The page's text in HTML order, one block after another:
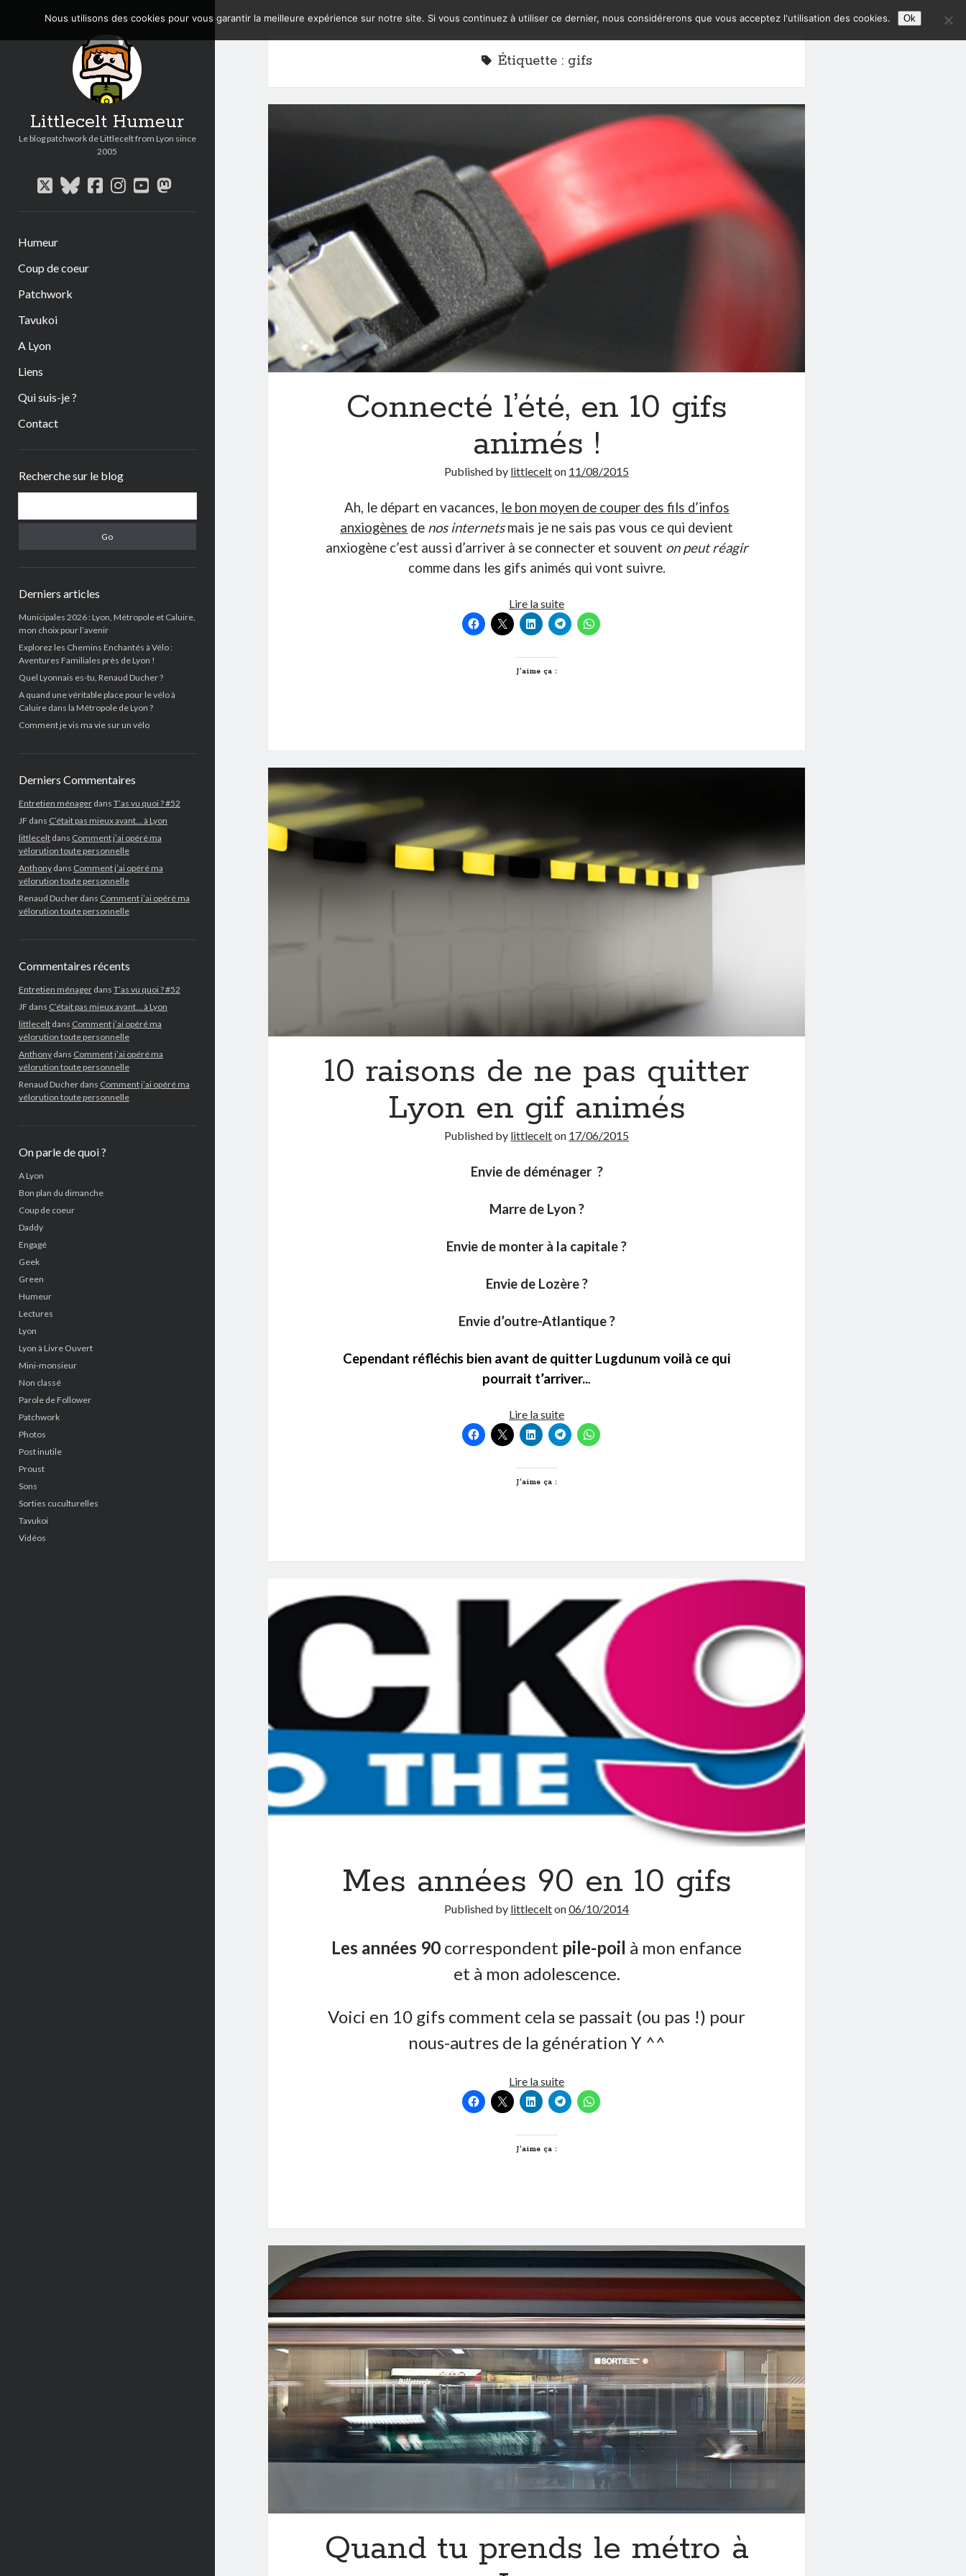
Littlecelt Humeur
Le blog patchwork de Littlecelt from Lyon since
2005
twitterbluesky
facebook
instagram
youtube
mastodon
Humeur
Coup de coeur
Patchwork
Tavukoi
A Lyon
Liens
Qui suis-je ?
Contact
Recherche sur le blog
Derniers articles
Municipales 2026 : Lyon, Métropole et Caluire,
mon choix pour l’avenir
Explorez les Chemins Enchantés à Vélo :
Aventures Familiales près de Lyon !
Quel Lyonnais es-tu, Renaud Ducher ?
A quand une véritable place pour le vélo à
Caluire dans la Métropole de Lyon ?
Comment je vis ma vie sur un vélo
Derniers Commentaires
Entretien ménagerdans T’as vu quoi ? #52
JF dans C’était pas mieux avant… à Lyon
littleceltdans Comment j’ai opéré ma
vélorution toute personnelle
Anthonydans Comment j’ai opéré ma
vélorution toute personnelle
Renaud Ducherdans Comment j’ai opéré ma
vélorution toute personnelle
Commentaires récents
Entretien ménagerdans T’as vu quoi ? #52
JF dans C’était pas mieux avant… à Lyon
littleceltdans Comment j’ai opéré ma
vélorution toute personnelle
Anthonydans Comment j’ai opéré ma
vélorution toute personnelle
Renaud Ducherdans Comment j’ai opéré ma
vélorution toute personnelle
On parle de quoi ?
A Lyon
Bon plan du dimanche
Coup de coeur
Daddy
Engagé
Geek
Green
Humeur
Lectures
Lyon
Lyon à Livre Ouvert
Mini-monsieur
Non classé
Parole de Follower
Patchwork
Photos
Post inutile
Proust
Sons
Sorties cuculturelles
Tavukoi
Vidéos
Étiquette : gifs
Connecté l’été, en 10 gifs
animés !
Published by littlecelton 11/08/2015
Ah, le départ en vacances, le bon moyen de couper des fils d’infos
anxiogènes de nos internetsmais je ne sais pas vous ce qui devient
anxiogène c’est aussi d’arriver à se connecter et souvent on peut réagir
comme dans les gifs animés qui vont suivre.
Lire la suiteConnecté
l’été,
en
J’aime ça :
10 raisons de ne pas quitter
Lyon en gif animés
Published by littlecelton 17/06/2015
Envie de déménager ?
Marre de Lyon ?
Envie de monter à la capitale ?
Envie de Lozère ?
Envie d’outre-Atlantique ?
Cependant réfléchis bien avant de quitter Lugdunum voilà ce qui
pourrait t’arriver..
Lire la suite10
raisons
de
J’aime ça :
Mes années 90 en 10 gifs
Published by littlecelton06/10/2014
Les années 90 correspondent pile-poil à mon enfance
et à mon adolescence.
Voici en 10 gifs comment cela se passait (ou pas !) pour
nous-autres de la génération Y ^^
Lire la suiteMes
années
90
J’aime ça :
Quand tu prends le métro à
Nous utilisons des cookies pour vous garantir la meilleure expérience sur notre site. Si vous continuez à utiliser ce dernier, nous considérerons que vous acceptez l'utilisation des cookies. Ok